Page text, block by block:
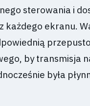
sterowania i
każdego ekranu.
by transmisja
była